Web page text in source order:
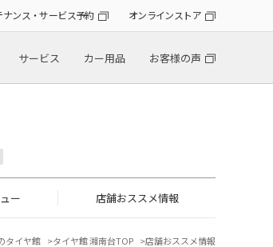
ナンス・サービス予約 オンラインストア
サービス カー用品 お客様の声
ー 店舗おススメ情報
タイヤ館 タイヤ館 湘南台TOP 店舗おススメ情報